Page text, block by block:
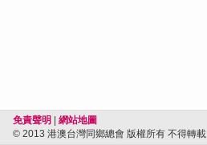
免責聲明
網站地圖
© 2013 港澳台灣同鄉總會 版權所有 不得轉載